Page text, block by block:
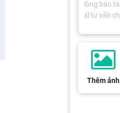
Thêm ảnh